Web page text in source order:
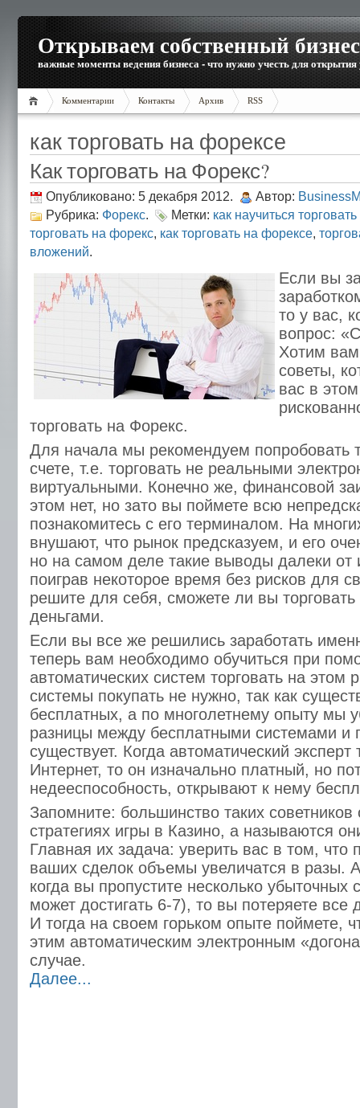
Открываем собственный бизнес
важные моменты ведения бизнеса - что нужно учесть для открытия
Комментарии Контакты Архив RSS
как торговать на форексе
Как торговать на Форекс?
Опубликовано: 5 декабря 2012. Автор:
Рубрика: Форекс. Метки: как научиться
торговать на форекс, как торговать на форексе,
вложений.
Если вы
то у вас,
вопрос:
Хотим
советы,
вас в
торговать на Форекс.
Для начала мы рекомендуем попробовать
счете, т.е. торговать не реальными
виртуальными. Конечно же, финансовой
этом нет, но зато вы поймете всю
познакомитесь с его терминалом. На
внушают, что рынок предсказуем, и его
но на самом деле такие выводы далеки от
поиграв некоторое время без рисков для
решите для себя, сможете ли вы
деньгами.
Если вы все же решились заработать
теперь вам необходимо обучиться при
автоматических систем торговать на этом
системы покупать не нужно, так как
бесплатных, а по многолетнему опыту мы
разницы между бесплатными системами и
существует. Когда автоматический
Интернет, то он изначально платный, но
недееспособность, открывают к нему
Запомните: большинство таких
стратегиях игры в Казино, а называются
Главная их задача: уверить вас в том, что
ваших сделок объемы увеличатся в разы.
когда вы пропустите несколько убыточных
может достигать 6-7), то вы потеряете все
И тогда на своем горьком опыте поймете,
этим автоматическим электронным
случае.
Далее...